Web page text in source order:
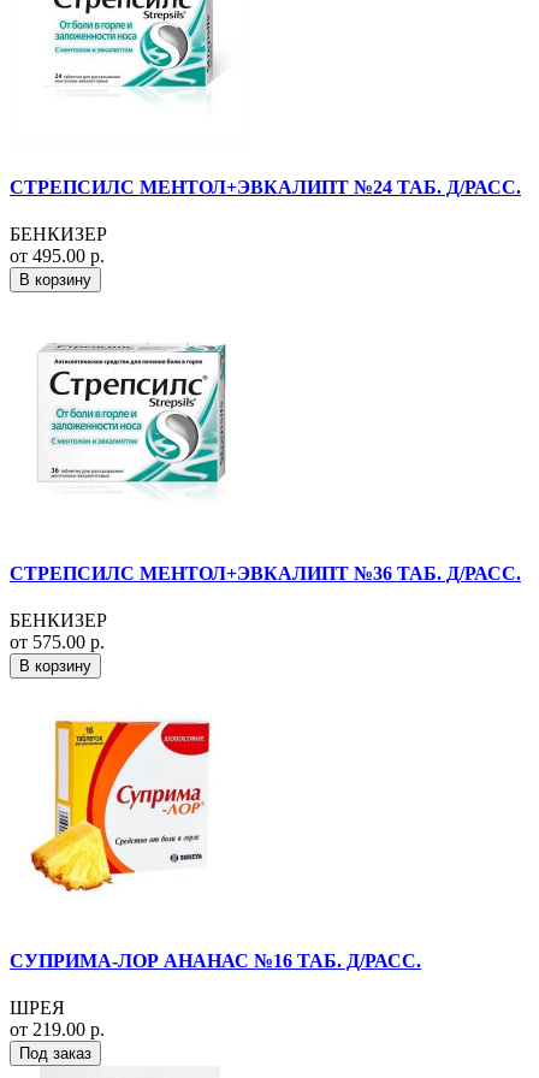
СТРЕПСИЛС МЕНТОЛ+ЭВКАЛИПТ №24 ТАБ. Д/РАСС.
БЕНКИЗЕР
от 495.00 р.
В корзину
СТРЕПСИЛС МЕНТОЛ+ЭВКАЛИПТ №36 ТАБ. Д/РАСС.
БЕНКИЗЕР
от 575.00 р.
В корзину
СУПРИМА-ЛОР АНАНАС №16 ТАБ. Д/РАСС.
ШРЕЯ
от 219.00 р.
Под заказ